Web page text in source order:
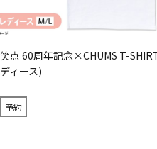
笑点 60周年記念×CHUMS T-
ディース)
予約